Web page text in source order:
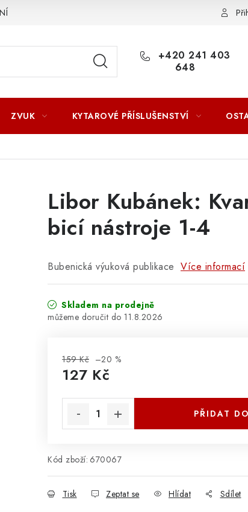
OD SMLOUVY ZÁSADY ZPRACOVÁNÍ OSOBNÍCH
+420 241 403
648
ZVUK KYTAROVÉ PŘÍSLUŠENSTVÍ
Libor Kubánek:
bicí nástroje 1-4
Bubenická výuková publikace Více informací
Skladem na prodejně
11.8.2026
159 Kč –20 %
127 Kč
PŘIDAT
Kód zboží: 670067
Tisk Zeptat se Hlídat Sdílet